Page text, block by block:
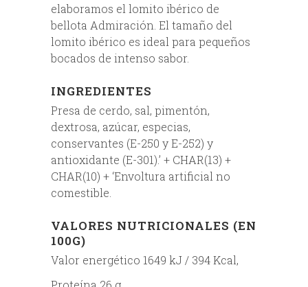
elaboramos el lomito ibérico de
bellota Admiración. El tamaño del
lomito ibérico es ideal para pequeños
bocados de intenso sabor.
INGREDIENTES
Presa de cerdo, sal, pimentón,
dextrosa, azúcar, especias,
conservantes (E-250 y E-252) y
antioxidante (E-301).’ + CHAR(13) +
CHAR(10) + ‘Envoltura artificial no
comestible.
VALORES NUTRICIONALES (EN
100G)
Valor energético 1649 kJ / 394 Kcal,